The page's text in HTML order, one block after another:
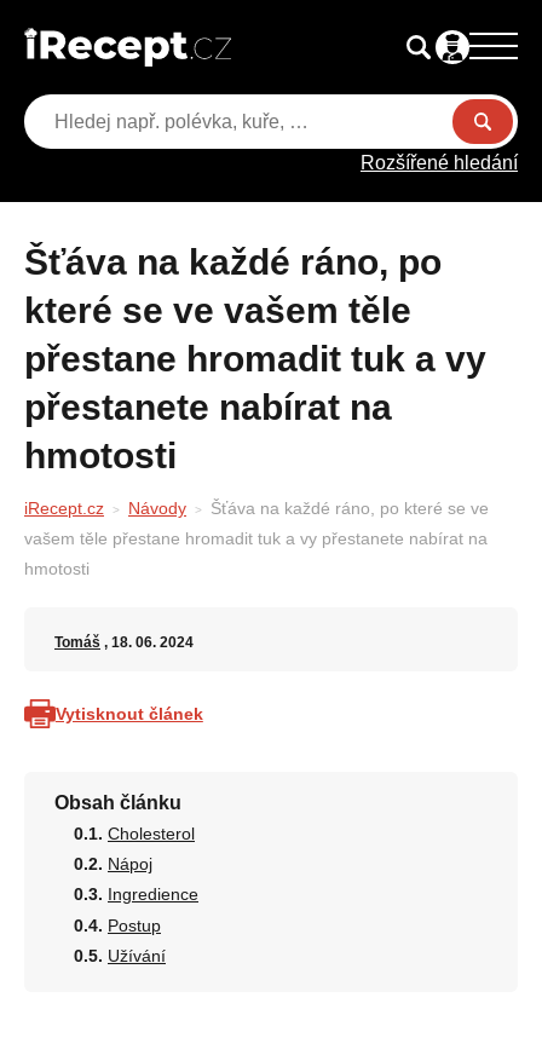
Rozšířené hledání
Šťáva na každé ráno, po
které se ve vašem těle
přestane hromadit tuk a vy
přestanete nabírat na
hmotosti
iRecept.cz Návody
Šťáva na každé ráno, po které se ve
vašem těle přestane hromadit tuk a vy přestanete nabírat na
hmotosti
Tomáš , 18. 06. 2024
Vytisknout článek
Obsah článku
Cholesterol
Nápoj
Ingredience
Postup
Užívání